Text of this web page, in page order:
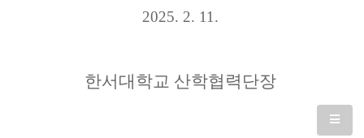
2025. 2. 11.
한서대학교 산학협력단장